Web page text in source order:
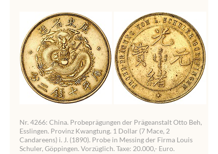
Nr. 4266: China. Probeprägungen der Prägeanstalt Otto Beh,
Esslingen. Provinz Kwangtung. 1 Dollar (7 Mace, 2
Candareens) i. J. (1890). Probe in Messing der Firma Louis
Schuler, Göppingen. Vorzüglich. Taxe: 20.000,- Euro.